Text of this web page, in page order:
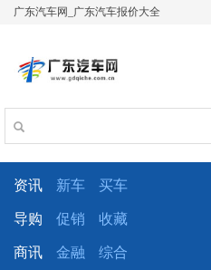
广东汽车网_广东汽车报价大全
资讯 新车 买车
导购 促销 收藏
商讯 金融 综合